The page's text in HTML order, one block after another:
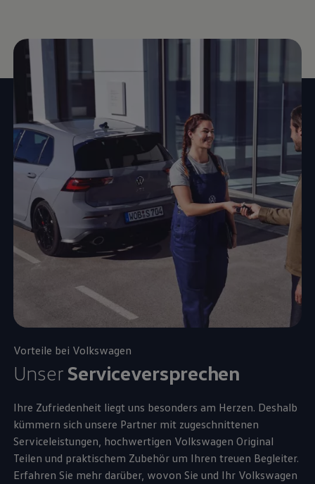
Vorteile bei Volkswagen
Unser Serviceversprechen
Ihre Zufriedenheit liegt uns besonders am Herzen. Deshalb
kümmern sich unsere Partner mit zugeschnittenen
Serviceleistungen, hochwertigen Volkswagen Original
Teilen und praktischem Zubehörum Ihren treuen Begleiter.
Erfahren Sie mehr darüber, wovon Sie und Ihr Volkswagen